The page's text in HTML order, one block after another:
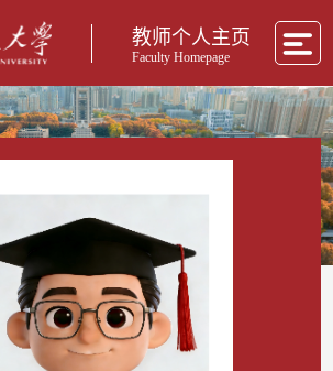
教师个人主页
Faculty Homepage